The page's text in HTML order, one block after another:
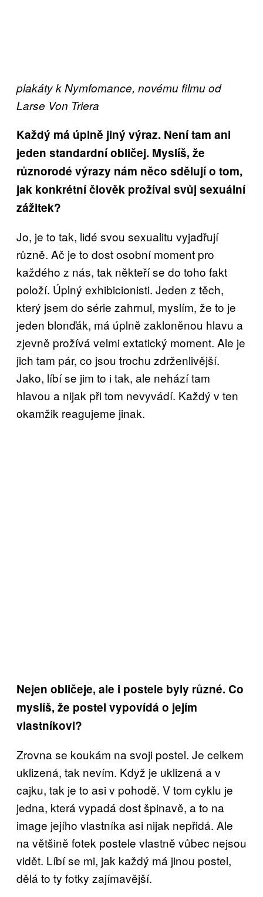
plakáty k Nymfomance, novému filmu od
Larse Von Triera
Každý má úplně jiný výraz. Není tam ani
jeden standardní obličej. Myslíš, že
různorodé výrazy nám něco sdělují o tom,
jak konkrétní člověk prožíval svůj sexuální
zážitek?
Jo, je to tak, lidé svou sexualitu vyjadřují
různě. Ač je to dost osobní moment pro
každého z nás, tak někteří se do toho fakt
položí. Úplný exhibicionisti. Jeden z těch,
který jsem do série zahrnul, myslím, že to je
jeden blonďák, má úplně zakloněnou hlavu a
zjevně prožívá velmi extatický moment. Ale je
jich tam pár, co jsou trochu zdrženlivější.
Jako, líbí se jim to i tak, ale nehází tam
hlavou a nijak při tom nevyvádí. Každý v ten
okamžik reagujeme jinak.
Nejen obličeje, ale i postele byly různé. Co
myslíš, že postel vypovídá o jejím
vlastníkovi?
Zrovna se koukám na svoji postel. Je celkem
uklizená, tak nevím. Když je uklizená a v
cajku, tak je to asi v pohodě. V tom cyklu je
jedna, která vypadá dost špinavě, a to na
image jejího vlastníka asi nijak nepřidá. Ale
na většině fotek postele vlastně vůbec nejsou
vidět. Líbí se mi, jak každý má jinou postel,
dělá to ty fotky zajímavější.